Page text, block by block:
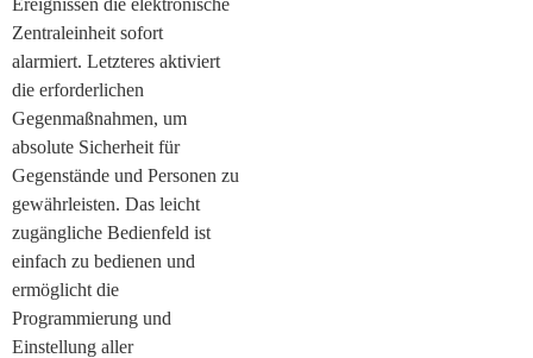
Ereignissen die elektronische
Zentraleinheit sofort
alarmiert. Letzteres aktiviert
die erforderlichen
Gegenmaßnahmen, um
absolute Sicherheit für
Gegenstände und Personen zu
gewährleisten. Das leicht
zugängliche Bedienfeld ist
einfach zu bedienen und
ermöglicht die
Programmierung und
Einstellung aller